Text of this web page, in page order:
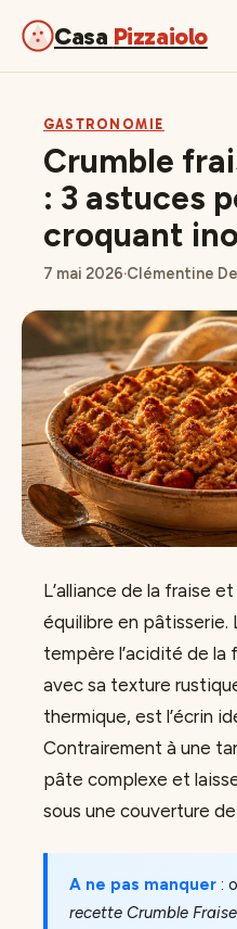
Casa Pizzaiolo
Maison & Déco
Lifestyle
GASTRONOMIE
Crumble
: 3 astuces
croquant
7 mai 2026·Clémentine
L’alliance de la fraise
équilibre en pâtisserie.
tempère l’acidité de la
avec sa texture
thermique, est l’écrin
Contrairement à une
pâte complexe et
sous une couverture
A ne pas manquer :
recette Crumble